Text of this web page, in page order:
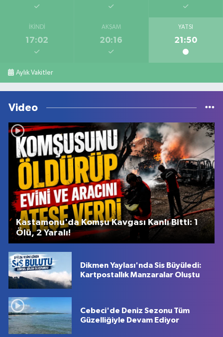
İKINDI
17:02
AKŞAM
20:16
YATSI
21:50
Aylık Vakitler
Video
Kastamonu'da Komşu Kavgası Kanlı Bitti: 1
Ölü, 2 Yaralı!
Dikmen Yaylası'nda Sis Büyüledi:
Kartpostallık Manzaralar Oluştu
Cebeci'de Deniz Sezonu Tüm
Güzelliğiyle Devam Ediyor